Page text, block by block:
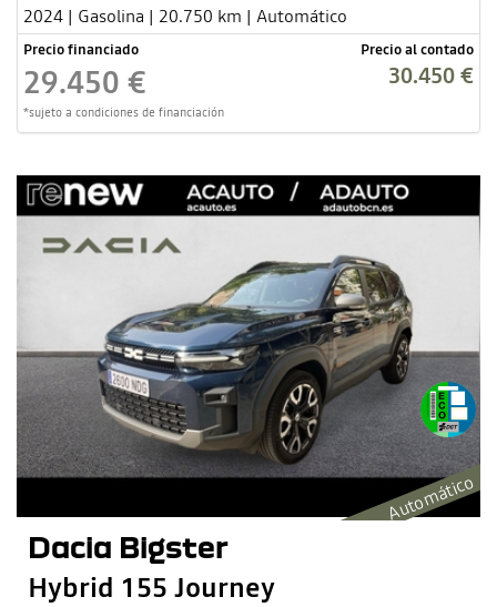
2024 | Gasolina | 20.750 km | Automático
Precio financiado
29.450 €
*sujeto a condiciones de financiación
Precio al contado
30.450 €
Automático
Dacia Bigster
Hybrid 155 Journey